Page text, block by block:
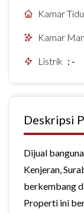
Kamar
Kamar
Listrik : -
Deskripsi
Dijual
Kenjeran,
berkembang
Properti ini